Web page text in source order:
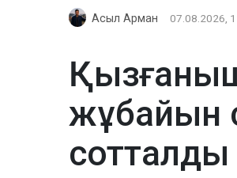
Асыл Арман 07.08.2026,
жұбайын
сотталды